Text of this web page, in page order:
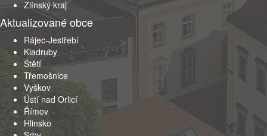
Zlínský kraj
Aktualizované obce
Rájec-Jestřebí
Kladruby
Štětí
Třemošnice
Vyškov
Ústí nad Orlicí
Římov
Hlinsko